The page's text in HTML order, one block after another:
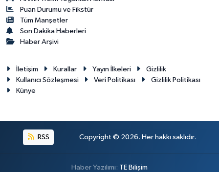
Puan Durumu ve Fikstür
Tüm Manşetler
Son Dakika Haberleri
Haber Arşivi
İletişim Kurallar Yayın İlkeleri
Gizlilik
Kullanıcı Sözleşmesi
Veri Politikası
Gizlilik Politikası
Künye
RSS Copyright © 2026. Her hakkı saklıdır.
Haber Yazılımı: TE Bilişim